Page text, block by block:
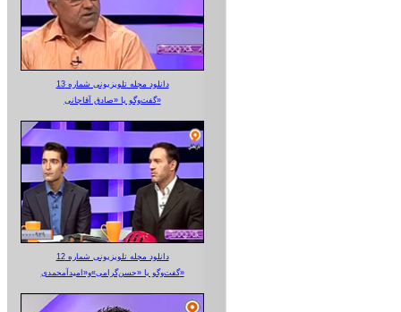
دانلود مجله تلویزیونی شماره 13
گفت‌وگو با «صادق آقاجانی»
دانلود مجله تلویزیونی شماره 12
گفت‌وگو با «حسن‌گرامی»و«امیدآمحمدی»